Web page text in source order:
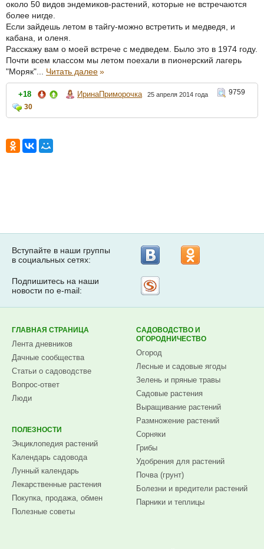
около 50 видов эндемиков-растений, которые не встречаются
более нигде.
Если зайдешь летом в тайгу-можно встретить и медведя, и
кабана, и оленя.
Расскажу вам о моей встрече с медведем. Было это в 1974 году.
Почти всем классом мы летом поехали в пионерский лагерь
"Моряк"... Читать далее»
+18 ИринаПриморочка 25 апреля 2014 года
9759
30
Вступайте в наши группы
в социальных сетях:
Подпишитесь на наши
новости по e-mail:
ГЛАВНАЯ СТРАНИЦА
Лента дневников
Дачные сообщества
Статьи о садоводстве
Вопрос-ответ
Люди
ПОЛЕЗНОСТИ
Энциклопедия растений
Календарь садовода
Лунный календарь
Лекарственные растения
Покупка, продажа, обмен
Полезные советы
САДОВОДСТВО И
ОГОРОДНИЧЕСТВО
Огород
Лесные и садовые ягоды
Зелень и пряные травы
Садовые растения
Выращивание растений
Размножение растений
Сорняки
Грибы
Удобрения для растений
Почва (грунт)
Болезни и вредители растений
Парники и теплицы